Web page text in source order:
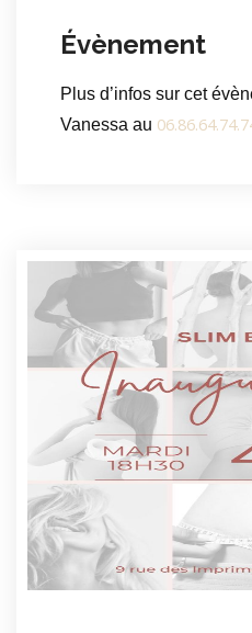
Évènement
Plus d’infos sur cet
Vanessa au